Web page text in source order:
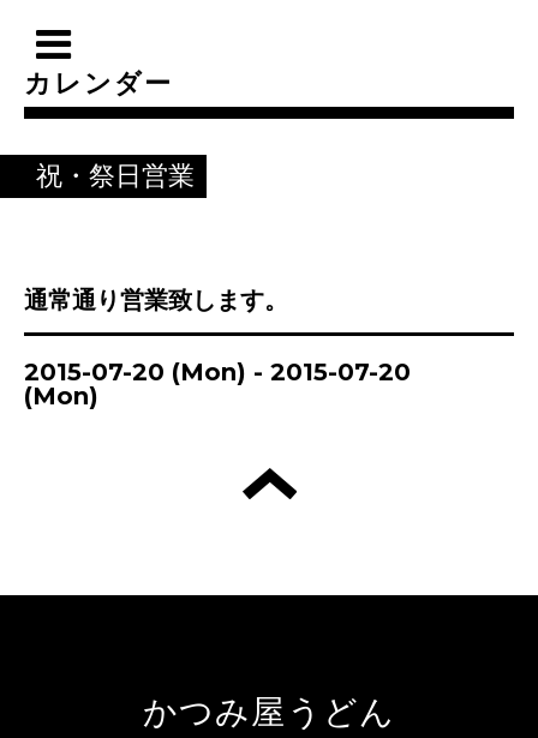
カレンダー
祝・祭日営業
通常通り営業致します。
2015-07-20 (Mon) - 2015-07-20
(Mon)
かつみ屋うどん